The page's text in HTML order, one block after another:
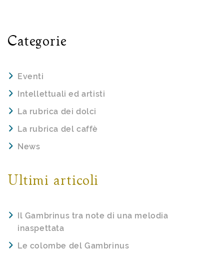
Categorie
Eventi
Intellettuali ed artisti
La rubrica dei dolci
La rubrica del caffè
News
Ultimi articoli
Il Gambrinus tra note di una melodia
inaspettata
Le colombe del Gambrinus